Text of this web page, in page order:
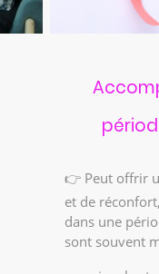
👉 Peut offrir
et de réconfort,
dans une
sont souvent